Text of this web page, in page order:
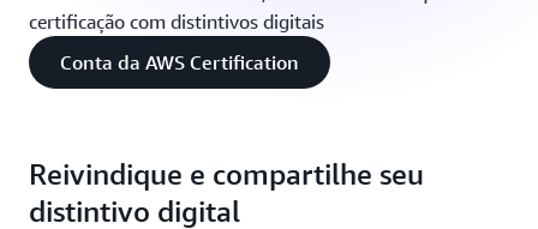
certificação com distintivos digitais
Conta da AWS Certification
Reivindique e compartilhe seu
distintivo digital